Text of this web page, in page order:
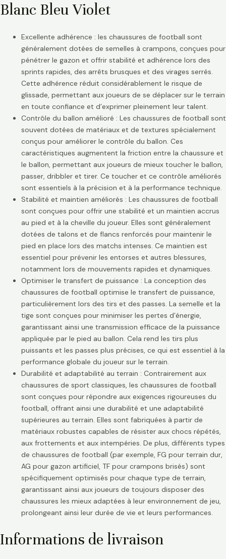
Blanc Bleu Violet
Excellente adhérence : les chaussures de football sont
généralement dotées de semelles à crampons, conçues pour
pénétrer le gazon et offrir stabilité et adhérence lors des
sprints rapides, des arrêts brusques et des virages serrés.
Cette adhérence réduit considérablement le risque de
glissade, permettant aux joueurs de se déplacer sur le terrain
en toute confiance et d’exprimer pleinement leur talent.
Contrôle du ballon amélioré : Les chaussures de football sont
souvent dotées de matériaux et de textures spécialement
conçus pour améliorer le contrôle du ballon. Ces
caractéristiques augmentent la friction entre la chaussure et
le ballon, permettant aux joueurs de mieux toucher le ballon,
passer, dribbler et tirer. Ce toucher et ce contrôle améliorés
sont essentiels à la précision et à la performance technique.
Stabilité et maintien améliorés : Les chaussures de football
sont conçues pour offrir une stabilité et un maintien accrus
au pied et à la cheville du joueur. Elles sont généralement
dotées de talons et de flancs renforcés pour maintenir le
pied en place lors des matchs intenses. Ce maintien est
essentiel pour prévenir les entorses et autres blessures,
notamment lors de mouvements rapides et dynamiques.
Optimiser le transfert de puissance : La conception des
chaussures de football optimise le transfert de puissance,
particulièrement lors des tirs et des passes. La semelle et la
tige sont conçues pour minimiser les pertes d’énergie,
garantissant ainsi une transmission efficace de la puissance
appliquée par le pied au ballon. Cela rend les tirs plus
puissants et les passes plus précises, ce qui est essentiel à la
performance globale du joueur sur le terrain.
Durabilité et adaptabilité au terrain : Contrairement aux
chaussures de sport classiques, les chaussures de football
sont conçues pour répondre aux exigences rigoureuses du
football, offrant ainsi une durabilité et une adaptabilité
supérieures au terrain. Elles sont fabriquées à partir de
matériaux robustes capables de résister aux chocs répétés,
aux frottements et aux intempéries. De plus, différents types
de chaussures de football (par exemple, FG pour terrain dur,
AG pour gazon artificiel, TF pour crampons brisés) sont
spécifiquement optimisés pour chaque type de terrain,
garantissant ainsi aux joueurs de toujours disposer des
chaussures les mieux adaptées à leur environnement de jeu,
prolongeant ainsi leur durée de vie et leurs performances.
Informations de livraison